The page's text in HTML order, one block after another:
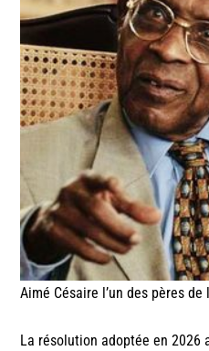
Aimé Césaire l’un des pères
La résolution adoptée en 2026